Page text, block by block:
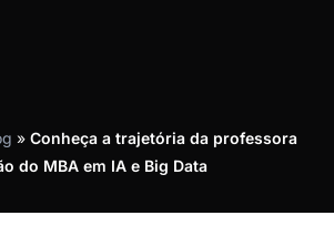
» Conheça a trajetória da professora
do MBA em IA e Big Data